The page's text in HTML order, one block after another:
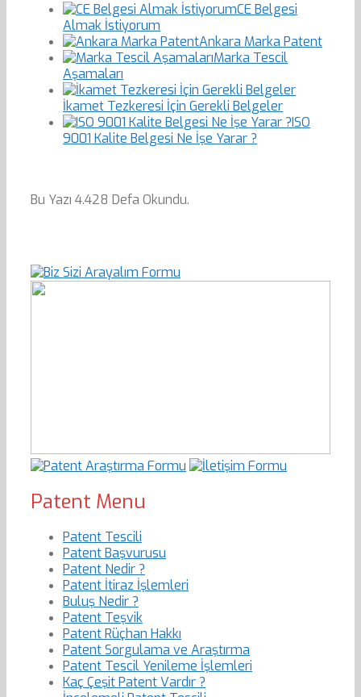
CE Belgesi
Almak İstiyorum
Ankara Marka Patent
Marka Tescil
Aşamaları
İkamet Tezkeresi İçin Gerekli Belgeler
ISO
9001 Kalite Belgesi Ne İşe Yarar ?
Bu Yazı 4.428 Defa Okundu.
Patent Menu
Patent Tescili
Patent Başvurusu
Patent Nedir ?
Patent İtiraz İşlemleri
Buluş Nedir ?
Patent Teşvik
Patent Rüçhan Hakkı
Patent Sorgulama ve Araştırma
Patent Tescil Yenileme İşlemleri
Kaç Çeşit Patent Vardır ?